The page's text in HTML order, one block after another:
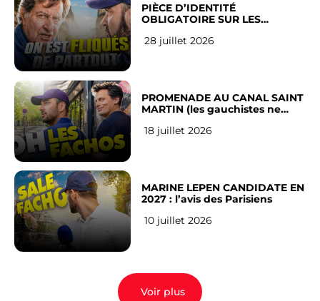
PIÈCE D’IDENTITÉ
OBLIGATOIRE SUR LES
Français
28 juillet 2026
PROMENADE AU CANAL SAINT
MARTIN (les gauchistes ne
18 juillet 2026
MARINE LEPEN CANDIDATE EN
2027 : l’avis des Parisiens
10 juillet 2026
Voir plus